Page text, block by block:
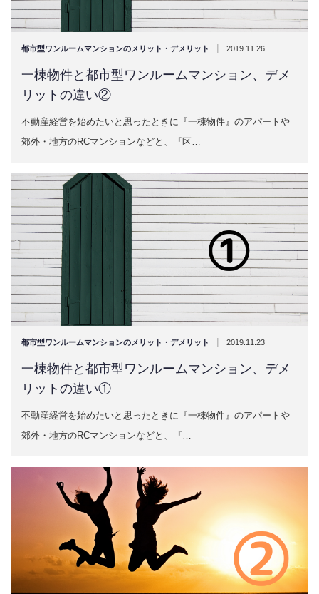
都市型ワンルームマンションのメリット・デメリット | 2019.11.26
一棟物件と都市型ワンルームマンション、デメ
リットの違い②
不動産経営を始めたいと思ったときに『一棟物件』のアパートや
郊外・地方のRCマンションなどと、『区…
都市型ワンルームマンションのメリット・デメリット | 2019.11.23
一棟物件と都市型ワンルームマンション、デメ
リットの違い①
不動産経営を始めたいと思ったときに『一棟物件』のアパートや
郊外・地方のRCマンションなどと、『…